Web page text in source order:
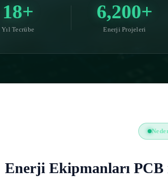
18+
Yıl Tecrübe
6,200+
Enerji Projeleri
Enerji Ekipmanları PCB